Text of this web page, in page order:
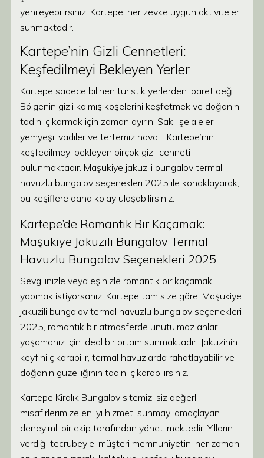
yenileyebilirsiniz. Kartepe, her zevke uygun aktiviteler
sunmaktadır.
Kartepe’nin Gizli Cennetleri:
Keşfedilmeyi Bekleyen Yerler
Kartepe sadece bilinen turistik yerlerden ibaret değil.
Bölgenin gizli kalmış köşelerini keşfetmek ve doğanın
tadını çıkarmak için zaman ayırın. Saklı şelaleler,
yemyeşil vadiler ve tertemiz hava… Kartepe’nin
keşfedilmeyi bekleyen birçok gizli cenneti
bulunmaktadır. Maşukiye jakuzili bungalov termal
havuzlu bungalov seçenekleri 2025 ile konaklayarak,
bu keşiflere daha kolay ulaşabilirsiniz.
Kartepe’de Romantik Bir Kaçamak:
Maşukiye Jakuzili Bungalov Termal
Havuzlu Bungalov Seçenekleri 2025
Sevgilinizle veya eşinizle romantik bir kaçamak
yapmak istiyorsanız, Kartepe tam size göre. Maşukiye
jakuzili bungalov termal havuzlu bungalov seçenekleri
2025, romantik bir atmosferde unutulmaz anlar
yaşamanız için ideal bir ortam sunmaktadır. Jakuzinin
keyfini çıkarabilir, termal havuzlarda rahatlayabilir ve
doğanın güzelliğinin tadını çıkarabilirsiniz.
Kartepe Kiralık Bungalov sitemiz, siz değerli
misafirlerimize en iyi hizmeti sunmayı amaçlayan
deneyimli bir ekip tarafından yönetilmektedir. Yılların
verdiği tecrübeyle, müşteri memnuniyetini her zaman